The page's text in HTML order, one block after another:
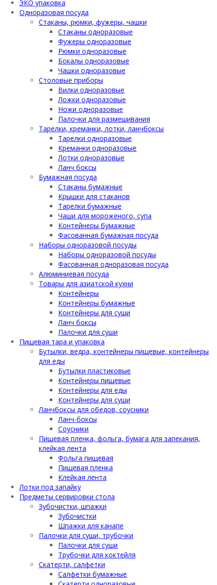
ЭКО упаковка
Одноразовая посуда
Стаканы, рюмки, фужеры, чашки
Стаканы одноразовые
Фужеры одноразовые
Рюмки одноразовые
Бокалы одноразовые
Чашки одноразовые
Столовые приборы
Вилки одноразовые
Ложки одноразовые
Ножи одноразовые
Палочки для размешивания
Тарелки, креманки, лотки, ланчбоксы
Тарелки одноразовые
Креманки одноразовые
Лотки одноразовые
Ланч боксы
Бумажная посуда
Стаканы бумажные
Крышки для стаканов
Тарелки бумажные
Чаши для мороженого, супа
Контейнеры бумажные
Фасованная бумажная посуда
Наборы одноразовой посуды
Наборы одноразовой посуды
Фасованная одноразовая посуда
Алюминиевая посуда
Товары для азиатской кухни
Контейнеры
Контейнеры бумажные
Контейнеры для суши
Ланч боксы
Палочки для суши
Пищевая тара и упаковка
Бутылки, ведра, контейнеры пищевые, контейнеры
для еды
Бутылки пластиковые
Контейнеры пищевые
Контейнеры для еды
Контейнеры для суши
Ланчбоксы для обедов, соусники
Ланч-боксы
Соусники
Пищевая пленка, фольга, бумага для запекания,
клейкая лента
Фольга пищевая
Пищевая пленка
Клейкая лента
Лотки под запайку
Предметы сервировки стола
Зубочистки, шпажки
Зубочистки
Шпажки для канапе
Палочки для суши, трубочки
Палочки для суши
Трубочки для коктейля
Скатерти, салфетки
Салфетки бумажные